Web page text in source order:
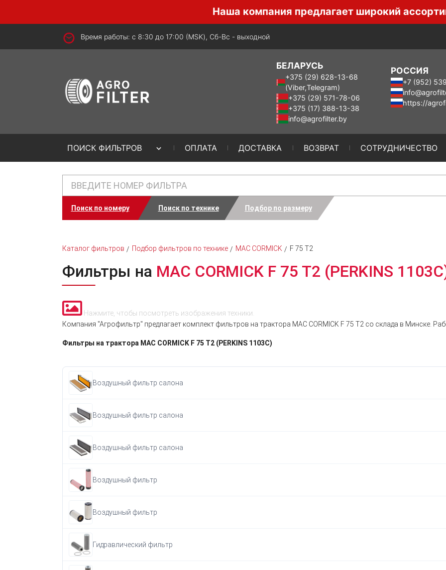
Наша компания предлагает широкий ассортимент
Время работы: с 8:30 до 17:00 (MSK), Сб-Вс - выходной
БЕЛАРУСЬ
+375 (29) 628-13-68
(Viber,Telegram)
+375 (29) 571-78-06
+375 (17) 388-13-38
info@agrofilter.by
РОССИЯ
+7 (952)
https://
ПОИСК ФИЛЬТРОВ ОПЛАТА ДОСТАВКА ВОЗВРАТ СОТРУДНИЧЕСТВО
Поиск по номеру Поиск по технике Подбор по размеру
Каталог фильтров Подбор фильтров по технике MAC CORMICK F 75 T2
Фильтры на MAC CORMICK F 75 T2 (PERKINS
Нажмите, чтобы посмотреть изображения техники.
Компания "Агрофильтр" предлагает комплект фильтров на трактора MAC CORMICK F 75 T2 со склада в Минске.
Фильтры на трактора MAC CORMICK F 75 T2 (PERKINS 1103C)
Воздушный фильтр салона
Воздушный фильтр салона
Воздушный фильтр салона
Воздушный фильтр
Воздушный фильтр
Гидравлический фильтр